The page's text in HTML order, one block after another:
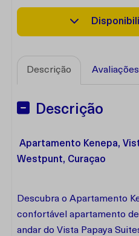
Descrição Avaliações
Descrição
Apartamento Kenepa,
Westpunt, Curaçao
Descubra o Apartamento
confortável apartamento
andar do Vista Papaya